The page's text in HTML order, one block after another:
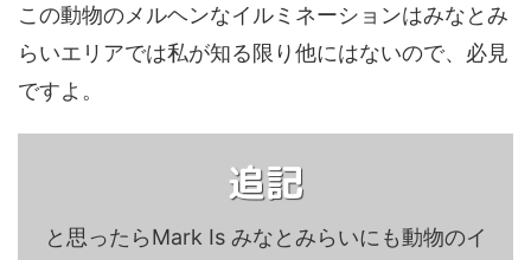
この動物のメルヘンなイルミネーションはみなとみ
らいエリアでは私が知る限り他にはないので、必見
ですよ。
追記
と思ったらMark Is みなとみらいにも動物のイ